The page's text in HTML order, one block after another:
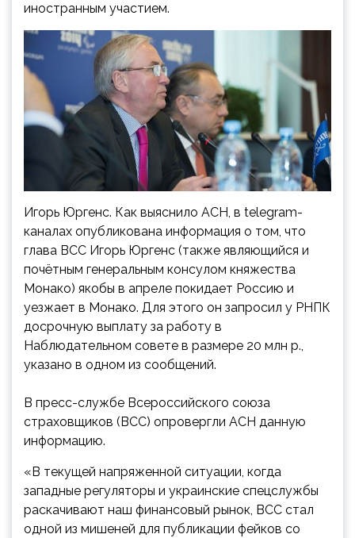
иностранным участием.
Игорь Юргенс. Как выяснило АСН, в telegram-
каналах опубликована информация о том, что
глава ВСС Игорь Юргенс (также являющийся и
почётным генеральным консулом княжества
Монако) якобы в апреле покидает Россию и
уезжает в Монако. Для этого он запросил у РНПК
досрочную выплату за работу в
Наблюдательном совете в размере 20 млн р.,
указано в одном из сообщений.
В пресс-службе Всероссийского союза
страховщиков (ВСС) опровергли АСН данную
информацию.
«В текущей напряженной ситуации, когда
западные регуляторы и украинские спецслужбы
раскачивают наш финансовый рынок, ВСС стал
одной из мишеней для публикации фейков со